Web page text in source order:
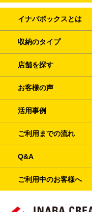
イナバボックスとは
収納のタイプ
店舗を探す
お客様の声
活用事例
ご利用までの流れ
Q&A
ご利用中のお客様へ